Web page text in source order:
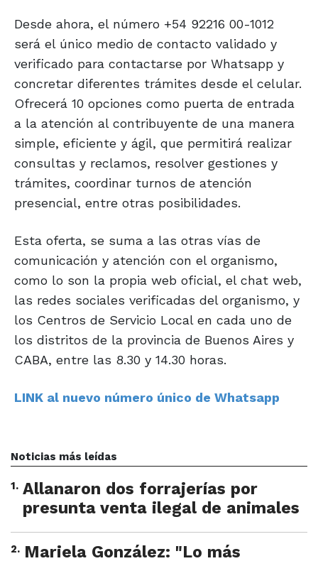
Desde ahora, el número +54 92216 00-1012
será el único medio de contacto validado y
verificado para contactarse por Whatsapp y
concretar diferentes trámites desde el celular.
Ofrecerá 10 opciones como puerta de entrada
a la atención al contribuyente de una manera
simple, eficiente y ágil, que permitirá realizar
consultas y reclamos, resolver gestiones y
trámites, coordinar turnos de atención
presencial, entre otras posibilidades.
Esta oferta, se suma a las otras vías de
comunicación y atención con el organismo,
como lo son la propia web oficial, el chat web,
las redes sociales verificadas del organismo, y
los Centros de Servicio Local en cada uno de
los distritos de la provincia de Buenos Aires y
CABA, entre las 8.30 y 14.30 horas.
LINK al nuevo número único de Whatsapp
Noticias más leídas
1. Allanaron dos forrajerías por
presunta venta ilegal de animales
2. Mariela González: "Lo más